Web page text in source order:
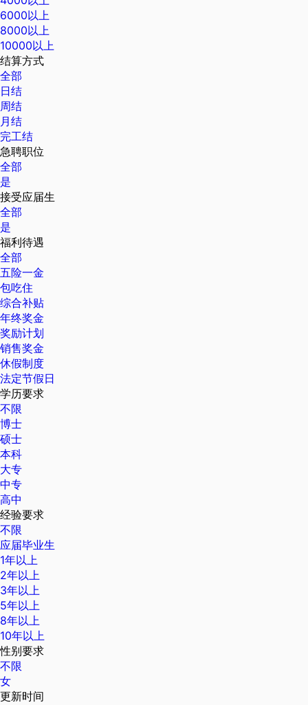
6000以上
8000以上
10000以上
结算方式
全部
日结
周结
月结
完工结
急聘职位
全部
是
接受应届生
全部
是
福利待遇
全部
五险一金
包吃住
综合补贴
年终奖金
奖励计划
销售奖金
休假制度
法定节假日
学历要求
不限
博士
硕士
本科
大专
中专
高中
经验要求
不限
应届毕业生
1年以上
2年以上
3年以上
5年以上
8年以上
10年以上
性别要求
不限
女
更新时间